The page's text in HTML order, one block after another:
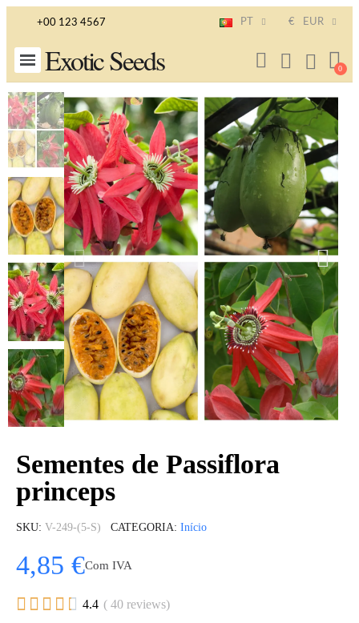
+00 123 4567 PT € EUR
Exotic Seeds
Sementes de Passiflora
princeps
SKU V-249-(5-S) CATEGORIA Início
4,85 €Com IVA
     4.4 ( 40 reviews)